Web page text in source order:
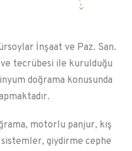
İnşaat ve Paz. San.
ve tecrübesi ile kurulduğu
doğrama konusunda
motorlu panjur, kış
sistemler, giydirme cephe